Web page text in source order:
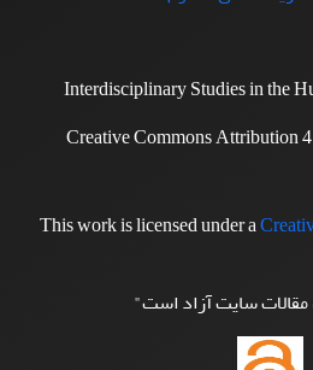
Interdisciplinary Studies in the
Creative Commons Attribution
This work is licensed under a
سایت آزاد است"